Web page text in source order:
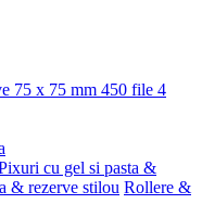
75 x 75 mm 450 file 4
cu gel si pasta &
& rezerve stilou Rollere &